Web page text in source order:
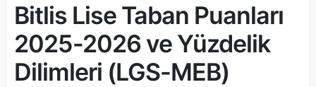
Bitlis Lise Taban Puanları
2025-2026 ve Yüzdelik
Dilimleri (LGS-MEB)